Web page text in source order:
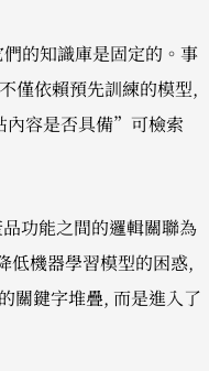
的知識庫是固定的。事
僅依賴預先訓練的模型,
內容是否具備”可檢索
功能之間的邏輯關聯為
低機器學習模型的困惑,
關鍵字堆疊, 而是進入了